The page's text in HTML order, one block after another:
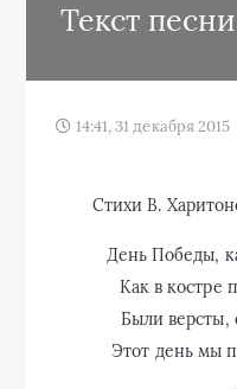
Текст
14:41, 31 декабря 2015
Стихи В.
День Победы,
Как в костре
Были версты,
Этот день мы